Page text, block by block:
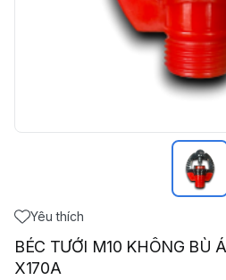
Yêu thích
BÉC TƯỚI M10 KHÔNG BÙ
X170A